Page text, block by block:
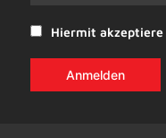
Hiermit akzeptiere